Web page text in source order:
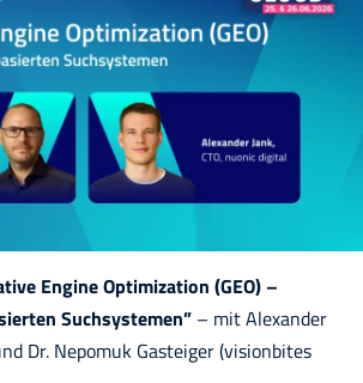
Engine Optimization (GEO) –
Suchsystemen” – mit Alexander
Dr. Nepomuk Gasteiger (visionbites